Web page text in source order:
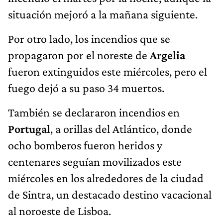
situación mejoró a la mañana siguiente.
Por otro lado, los incendios que se
propagaron por el noreste de Argelia
fueron extinguidos este miércoles, pero el
fuego dejó a su paso 34 muertos.
También se declararon incendios en
Portugal, a orillas del Atlántico, donde
ocho bomberos fueron heridos y
centenares seguían movilizados este
miércoles en los alrededores de la ciudad
de Sintra, un destacado destino vacacional
al noroeste de Lisboa.